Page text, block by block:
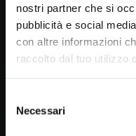
nostri partner che si
pubblicità e social
con altre informazioni
raccolto dal tuo utilizzo
delNecessari
induzione molto
componenti
SPIROJET uno
diffusione